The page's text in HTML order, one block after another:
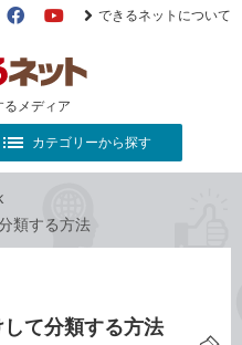
メディア
旧
FacebookYouTube
できるネットについて
カテゴリーから探す
類する方法
て分類する方法